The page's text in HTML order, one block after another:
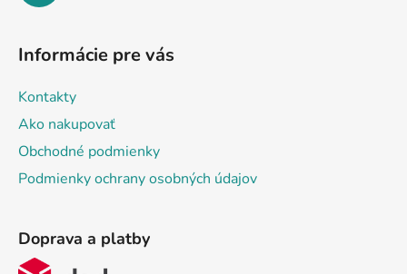
Informácie pre vás
Kontakty
Ako nakupovať
Obchodné podmienky
Podmienky ochrany osobných údajov
Doprava a platby